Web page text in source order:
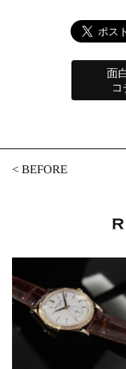
面
コ
<BEFORE